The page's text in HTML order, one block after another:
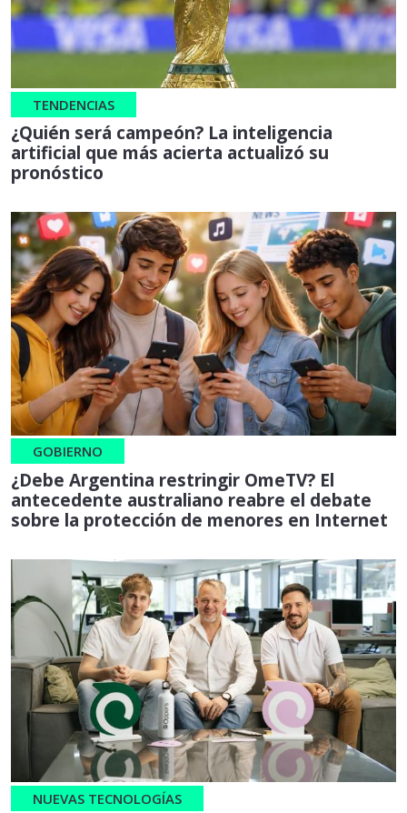
TENDENCIAS
¿Quién será campeón? La inteligencia
artificial que más acierta actualizó su
pronóstico
GOBIERNO
¿Debe Argentina restringir OmeTV? El
antecedente australiano reabre el debate
sobre la protección de menores en Internet
NUEVAS TECNOLOGÍAS